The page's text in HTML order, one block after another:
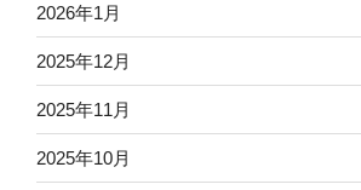
2026年1月
2025年12月
2025年11月
2025年10月